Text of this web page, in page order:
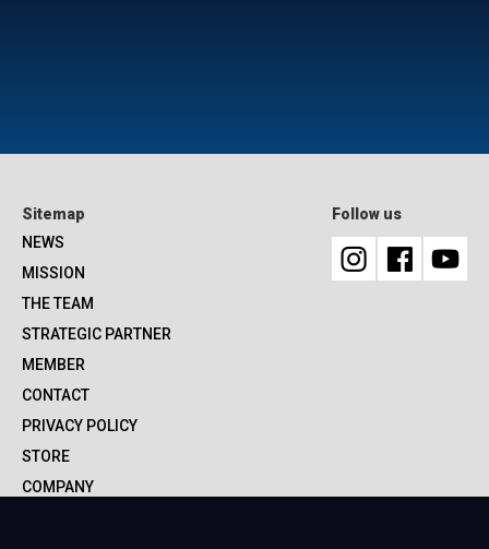
Sitemap
NEWS
MISSION
THE TEAM
STRATEGIC PARTNER
MEMBER
CONTACT
PRIVACY POLICY
STORE
COMPANY
Follow us